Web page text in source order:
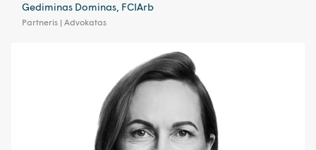
Gediminas Dominas, FCIArb
Partneris | Advokatas